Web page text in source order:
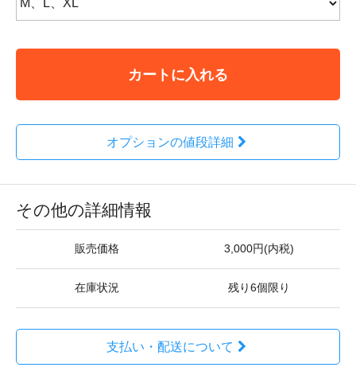
カートに入れる
オプションの値段詳細
その他の詳細情報
販売価格 3,000円(内税)
在庫状況 残り6個限り
支払い・配送について